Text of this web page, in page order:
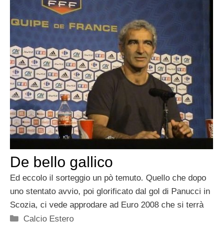
De bello gallico
Ed eccolo il sorteggio un pò temuto. Quello che dopo
uno stentato avvio, poi glorificato dal gol di Panucci in
Scozia, ci vede approdare ad Euro 2008 che si terrà
Categorie
Calcio Estero